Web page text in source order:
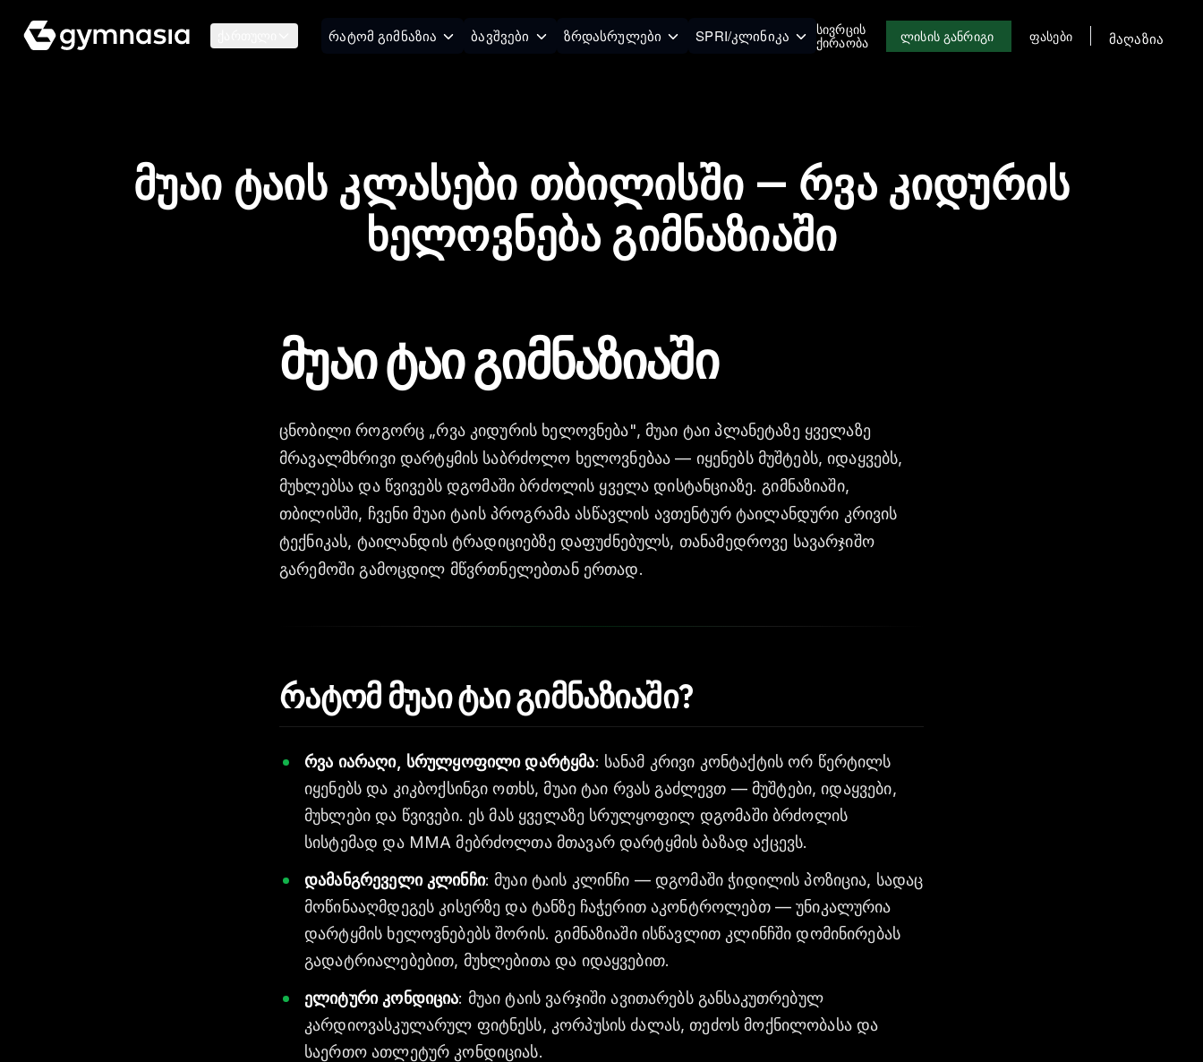
რატომ გიმნაზია ბავშვები ზრდასრულები SPRI/კლინიკა ᲡᲘᲕᲠᲪᲘᲡ
ᲥᲘᲠᲐᲝᲑᲐ ᲚᲘᲡᲘᲡ ᲒᲐᲜᲠᲘᲒᲘ ᲤᲐᲡᲔᲑᲘ მაღაზია
მუაი ტაის კლასები თბილისში — რვა კიდურის
ხელოვნება გიმნაზიაში
მუაი ტაი გიმნაზიაში
ცნობილი როგორც „რვა კიდურის ხელოვნება", მუაი ტაი პლანეტაზე ყველაზე
მრავალმხრივი დარტყმის საბრძოლო ხელოვნებაა — იყენებს მუშტებს, იდაყვებს,
მუხლებსა და წვივებს დგომაში ბრძოლის ყველა დისტანციაზე. გიმნაზიაში,
თბილისში, ჩვენი მუაი ტაის პროგრამა ასწავლის ავთენტურ ტაილანდური კრივის
ტექნიკას, ტაილანდის ტრადიციებზე დაფუძნებულს, თანამედროვე სავარჯიშო
გარემოში გამოცდილ მწვრთნელებთან ერთად.
რატომ მუაი ტაი გიმნაზიაში?
რვა იარაღი, სრულყოფილი დარტყმა: სანამ კრივი კონტაქტის ორ წერტილს
იყენებს და კიკბოქსინგი ოთხს, მუაი ტაი რვას გაძლევთ — მუშტები, იდაყვები,
მუხლები და წვივები. ეს მას ყველაზე სრულყოფილ დგომაში ბრძოლის
სისტემად და MMA მებრძოლთა მთავარ დარტყმის ბაზად აქცევს.
დამანგრეველი კლინჩი: მუაი ტაის კლინჩი — დგომაში ჭიდილის პოზიცია, სადაც
მოწინააღმდეგეს კისერზე და ტანზე ჩაჭერით აკონტროლებთ — უნიკალურია
დარტყმის ხელოვნებებს შორის. გიმნაზიაში ისწავლით კლინჩში დომინირებას
გადატრიალებებით, მუხლებითა და იდაყვებით.
ელიტური კონდიცია: მუაი ტაის ვარჯიში ავითარებს განსაკუთრებულ
კარდიოვასკულარულ ფიტნესს, კორპუსის ძალას, თეძოს მოქნილობასა და
საერთო ათლეტურ კონდიციას.